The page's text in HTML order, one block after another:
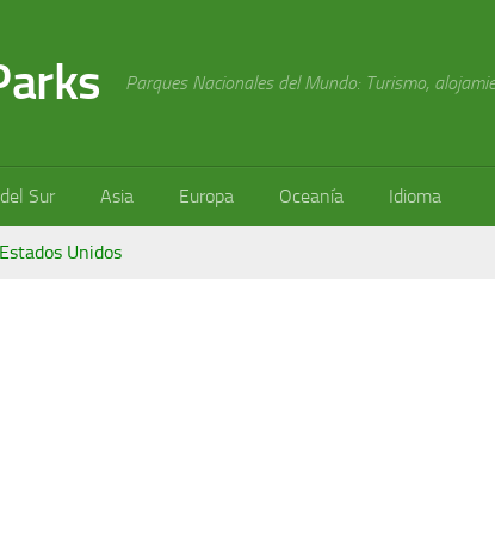
Parques Nacionales del Mundo: Turismo,
Sur Asia Europa Oceanía Idioma
Unidos